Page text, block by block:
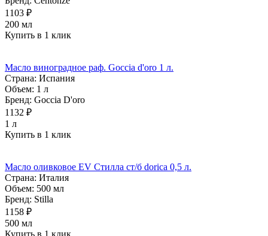
1103 ₽
200 мл
Купить в 1 клик
Масло виноградное раф. Goccia d'oro 1 л.
Страна: Испания
Объем: 1 л
Бренд: Goccia D'oro
1132 ₽
1 л
Купить в 1 клик
Масло оливковое EV Стилла ст/б dorica 0,5 л.
Страна: Италия
Объем: 500 мл
Бренд: Stilla
1158 ₽
500 мл
Купить в 1 клик